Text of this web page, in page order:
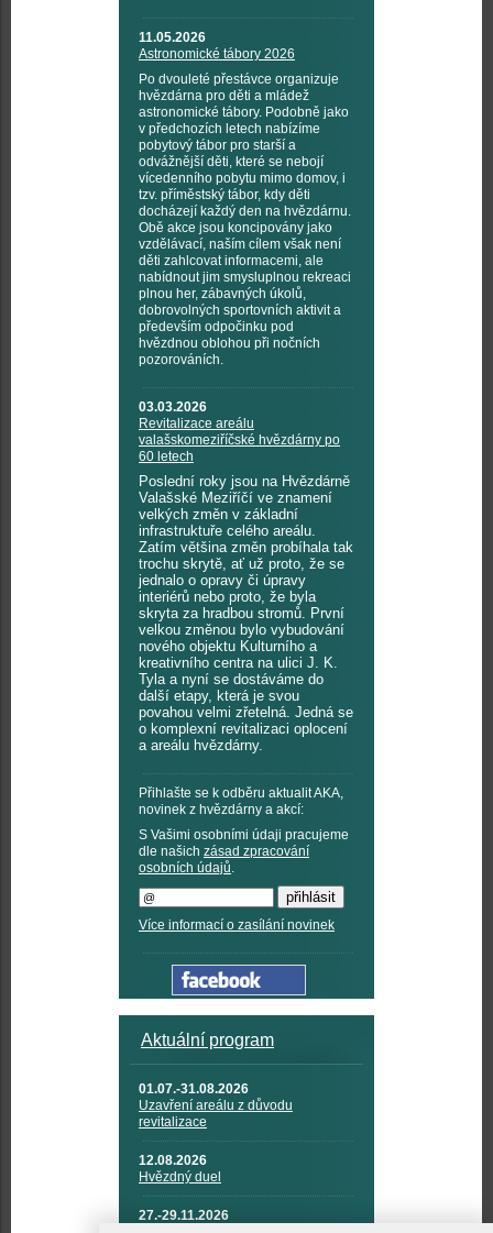
11.05.2026
Astronomické tábory 2026
Po dvouleté přestávce organizuje
hvězdárna pro děti a mládež
astronomické tábory. Podobně jako
v předchozích letech nabízíme
pobytový tábor pro starší a
odvážnější děti, které se nebojí
vícedenního pobytu mimo domov, i
tzv. příměstský tábor, kdy děti
docházejí každý den na hvězdárnu.
Obě akce jsou koncipovány jako
vzdělávací, naším cílem však není
děti zahlcovat informacemi, ale
nabídnout jim smysluplnou rekreaci
plnou her, zábavných úkolů,
dobrovolných sportovních aktivit a
především odpočinku pod
hvězdnou oblohou při nočních
pozorováních.
03.03.2026
Revitalizace areálu
valašskomeziříčské hvězdárny po
60 letech
Poslední roky jsou na Hvězdárně
Valašské Meziříčí ve znamení
velkých změn v základní
infrastruktuře celého areálu.
Zatím většina změn probíhala tak
trochu skrytě, ať už proto, že se
jednalo o opravy či úpravy
interiérů nebo proto, že byla
skryta za hradbou stromů. První
velkou změnou bylo vybudování
nového objektu Kulturního a
kreativního centra na ulici J. K.
Tyla a nyní se dostáváme do
další etapy, která je svou
povahou velmi zřetelná. Jedná se
o komplexní revitalizaci oplocení
a areálu hvězdárny.
Přihlašte se k odběru aktualit AKA,
novinek z hvězdárny a akcí:
S Vašimi osobními údaji pracujeme
dle našich zásad zpracování
osobních údajů.
Více informací o zasílání novinek
Aktuální program
01.07.-31.08.2026
Uzavření areálu z důvodu
revitalizace
12.08.2026
Hvězdný duel
27.-29.11.2026